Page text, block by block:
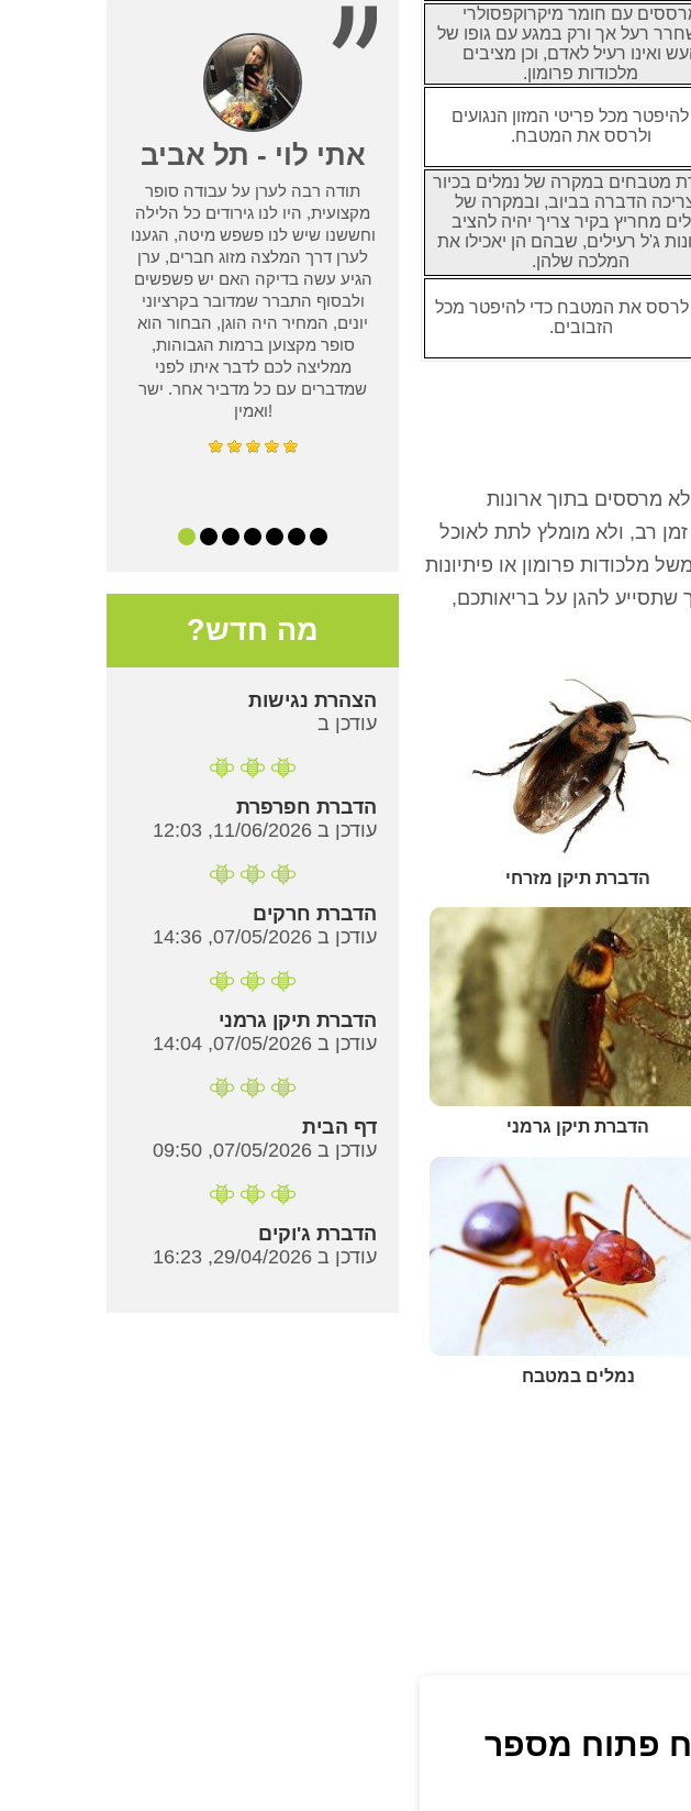
עם חומר מיקרוקפסולרי
רעל אך ורק במגע עם גופו של
ואינו רעיל לאדם, וכן מציבים
מלכודות פרומון.
מכל פריטי המזון הנגועים
ולרסס את המטבח.
מטבחים במקרה של נמלים בכיור
הדברה בביוב, ובמקרה של
מחריץ בקיר צריך יהיה להציב
ג'ל רעילים, שבהם הן יאכילו את
המלכה שלהן.
לרסס את המטבח כדי להיפטר מכל
הזבובים.
מרססים בתוך ארונות
רב, ולא מומלץ לתת לאוכל
מלכודות פרומון או פיתיונות
שתסייע להגן על בריאותכם,
הדברת תיקן מזרחי
הדברת תיקן גרמני
נמלים במטבח
פתוח מספר
אתי לוי - תל אביב
תודה רבה לערן על עבודה סופר
מקצועית, היו לנו גירודים כל הלילה
וחששנו שיש לנו פשפש מיטה, הגענו
לערן דרך המלצה מזוג חברים, ערן
הגיע עשה בדיקה האם יש פשפשים
ולבסוף התברר שמדובר בקרציוני
יונים, המחיר היה הוגן, הבחור הוא
סופר מקצוען ברמות הגבוהות,
ממליצה לכם לדבר איתו לפני
שמדברים עם כל מדביר אחר. ישר
ואמין!
אלוף אין מילה אחרת!
עזר לנו ממש אחרי שמדביר אחר לא
הצליח לפתור לנו בעיית טרמיטים
בבית, הגענו לערן מחיפוש קצר
באינטרנט, נתן לנו אחריות שלא
קיבלנו בשום מקום אחר וגרם לנו
להרגיש שיש אמא ואבא
ערן המדביר שלי בעסק כבר 4 שנים,
אחלה
השנה,
מה חדש?
הצהרת נגישות
עודכן ב
הדברת חפרפרת
עודכן ב 11/06/2026, 12:03
הדברת חרקים
עודכן ב 07/05/2026, 14:36
הדברת תיקן גרמני
עודכן ב 07/05/2026, 14:04
דף הבית
עודכן ב 07/05/2026, 09:50
הדברת ג'וקים
עודכן ב 29/04/2026, 16:23